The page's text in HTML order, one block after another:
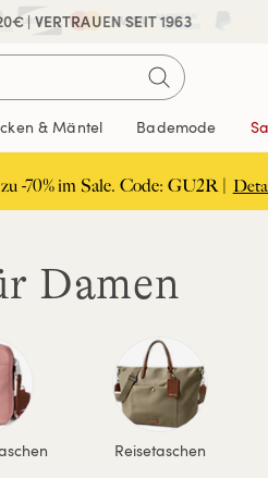
| VERTRAUEN SEIT 1963
& Mäntel Bademode
-70% im Sale. Code: GU2R |
Damen
Reisetaschen